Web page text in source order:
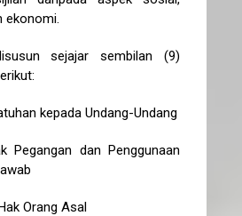
ekonomi.
sejajar sembilan (9)
kepada Undang-Undang
dan Penggunaan
Orang Asal